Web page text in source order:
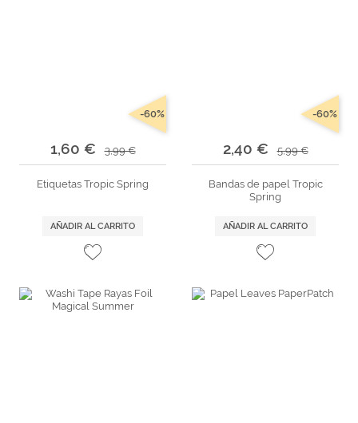
1,60 € 3,99 €
-60%
Etiquetas Tropic Spring
AÑADIR AL CARRITO
2,40 € 5,99 €
-60%
Bandas de papel Tropic
Spring
AÑADIR AL CARRITO